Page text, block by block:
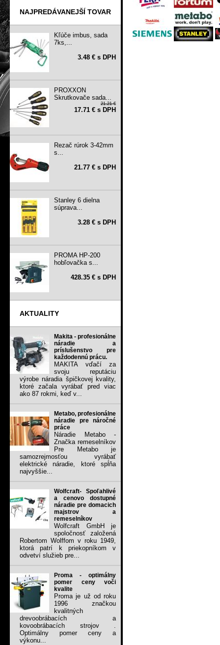
NAJPREDÁVANEJŠÍ TOVAR
Kľúče imbus, sada
7ks,...
3.48 € s DPH
PROXXON
Skrutkovače sada...
21.21 €
17.71 € s DPH
Rezač rúrok 3-42mm
s...
21.77 € s DPH
Stanley 6 dielna
súprava...
3.28 € s DPH
PROMA HP-200
hobľovačka s...
428.35 € s DPH
AKTUALITY
Makita - profesionálne
náradie a
príslušenstvo pre
každodennú prácu.
MAKITA vďačí za
svoju reputáciu
výrobe náradia špičkovej kvality,
ktoré začala vyrábať pred viac
ako 87 rokmi, keď v...
Metabo, profesionálne
náradie pre náročné
práce
Náradie Metabo -
Značka remeselníkov
Pre Metabo je
samozrejmosťou vyrábať
elektrické náradie, ktoré spĺňa
najvyššie...
Wolfcraft- Spoľahlivé
a cenovo dostupné
náradie pre domacich
majstrov a
remeselníkov
Wolfcraft GmbH je
spoločnosť založená
Robertom Wolffom v roku 1949,
ktorá patrí k priekopníkom v
odvetví služieb pre...
Proma - optimálny
pomer ceny voči
kvalite
Proma je už od roku
1996 značkou
kvalitných
drevoobrábacích a
kovoobrábacích strojov .
Optimálny pomer ceny a
výkonu...